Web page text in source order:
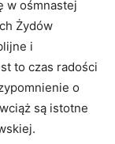
w ośmnastej
Żydów
i
to⁤ czas radości
o
​są istotne